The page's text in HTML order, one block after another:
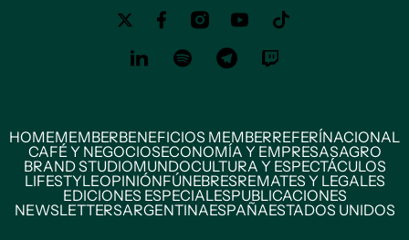
HOMEMEMBERBENEFICIOS MEMBERREFERÍNACIONAL
CAFÉ Y NEGOCIOSECONOMÍA Y EMPRESASAGRO
BRAND STUDIOMUNDOCULTURA Y ESPECTÁCULOS
LIFESTYLEOPINIÓNFÚNEBRESREMATES Y LEGALES
EDICIONES ESPECIALESPUBLICACIONES
NEWSLETTERSARGENTINAESPAÑAESTADOS UNIDOS